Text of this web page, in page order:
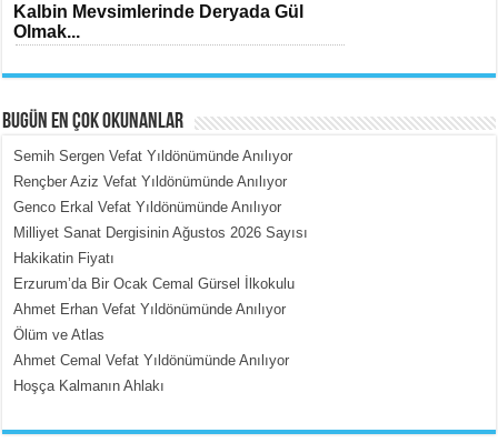
Kalbin Mevsimlerinde Deryada Gül
Olmak...
MEHMET ÇOBAN
İçerdeki Put Dışardaki Maskeler...
BUGÜN EN ÇOK OKUNANLAR
Semih Sergen Vefat Yıldönümünde Anılıyor
Rençber Aziz Vefat Yıldönümünde Anılıyor
Genco Erkal Vefat Yıldönümünde Anılıyor
Milliyet Sanat Dergisinin Ağustos 2026 Sayısı
Hakikatin Fiyatı
Erzurum’da Bir Ocak Cemal Gürsel İlkokulu
Ahmet Erhan Vefat Yıldönümünde Anılıyor
Ölüm ve Atlas
Ahmet Cemal Vefat Yıldönümünde Anılıyor
Hoşça Kalmanın Ahlakı